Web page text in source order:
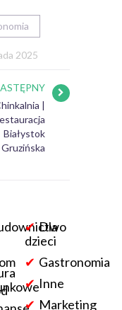
2025
|
Białystok
Gruzińska
Dla
dzieci
Gastronomia
Inne
Marketing